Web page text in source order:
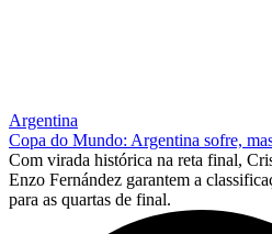
Argentina
Copa do Mundo: Argentina sofre,
Com virada histórica na reta final,
Enzo Fernández garantem a
para as quartas de final.